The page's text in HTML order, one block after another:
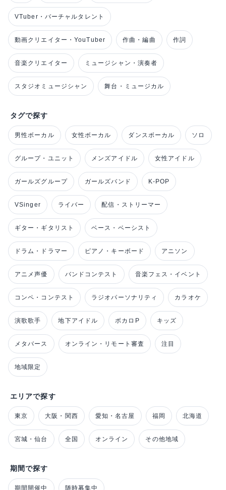
VTuber・バーチャルタレント
動画クリエイター・YouTuber 作曲・編曲 作詞
音楽クリエイター ミュージシャン・演奏者
スタジオミュージシャン 舞台・ミュージカル
タグで探す
男性ボーカル 女性ボーカル ダンスボーカル ソロ
グループ・ユニット メンズアイドル 女性アイドル
ガールズグループ ガールズバンド K-POP
VSinger ライバー 配信・ストリーマー
ギター・ギタリスト ベース・ベーシスト
ドラム・ドラマー ピアノ・キーボード アニソン
アニメ声優 バンドコンテスト 音楽フェス・イベント
コンペ・コンテスト ラジオパーソナリティ カラオケ
演歌歌手 地下アイドル ボカロP キッズ
メタバース オンライン・リモート審査 注目
地域限定
エリアで探す
東京 大阪・関西 愛知・名古屋 福岡 北海道
宮城・仙台 全国 オンライン その他地域
期間で探す
期間開催中 随時募集中